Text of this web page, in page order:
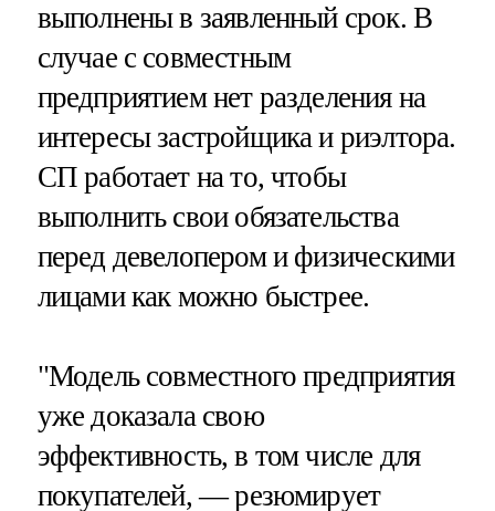
выполнены в заявленный срок. В
случае с совместным
предприятием нет разделения на
интересы застройщика и риэлтора.
СП работает на то, чтобы
выполнить свои обязательства
перед девелопером и физическими
лицами как можно быстрее.
"Модель совместного предприятия
уже доказала свою
эффективность, в том числе для
покупателей, — резюмирует